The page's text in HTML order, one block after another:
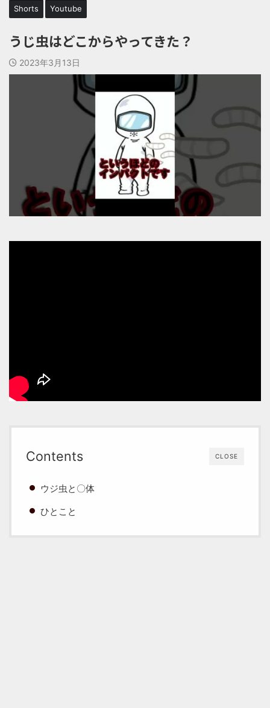
Shorts Youtube
うじ虫はどこからやってきた？
2023年3月13日
CLOSE
Contents
ウジ虫と〇体
ひとこと